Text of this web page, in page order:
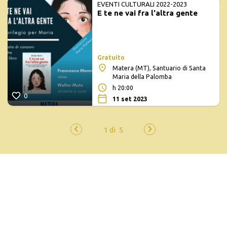
0
EVENTI CULTURALI 2022-2023
E te ne vai fra l'altra gente
Gratuito
Matera (MT), Santuario di Santa
Maria della Palomba
h 20:00
11 set 2023